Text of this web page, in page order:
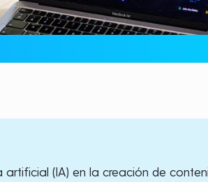
(IA) en la creación de